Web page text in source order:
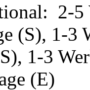
2-5
(S), 1-3
1-3
(E)